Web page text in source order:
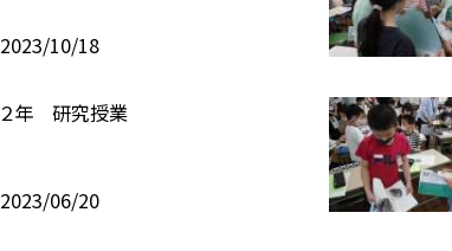
2023/10/18
２年 研究授業
2023/06/20